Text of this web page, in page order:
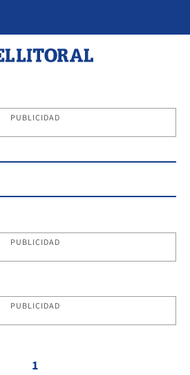
PUBLICIDAD
PUBLICIDAD
PUBLICIDAD
1